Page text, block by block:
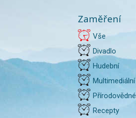
Zaměření
Vše
Divadlo
Hudební
Multimediální
Přírodovědné
Recepty